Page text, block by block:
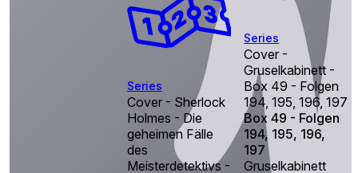
Series
Cover - Sherlock
Holmes - Die
geheimen Fälle
des
Meisterdetektivs -
Series
Cover -
Gruselkabinett -
Box 49 - Folgen
194, 195, 196, 197
Box 49 - Folgen
194, 195, 196,
197
Gruselkabinett